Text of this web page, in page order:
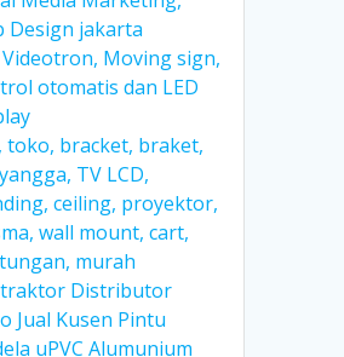
Design jakarta
Videotron, Moving sign,
otomatis dan LED
toko, bracket, braket,
TV LCD,
ceiling, proyektor,
wall mount, cart,
murah
Distributor
Jual Kusen Pintu
uPVC Alumunium